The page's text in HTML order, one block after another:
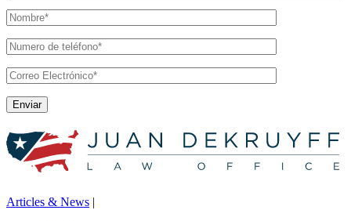
Articles & News |